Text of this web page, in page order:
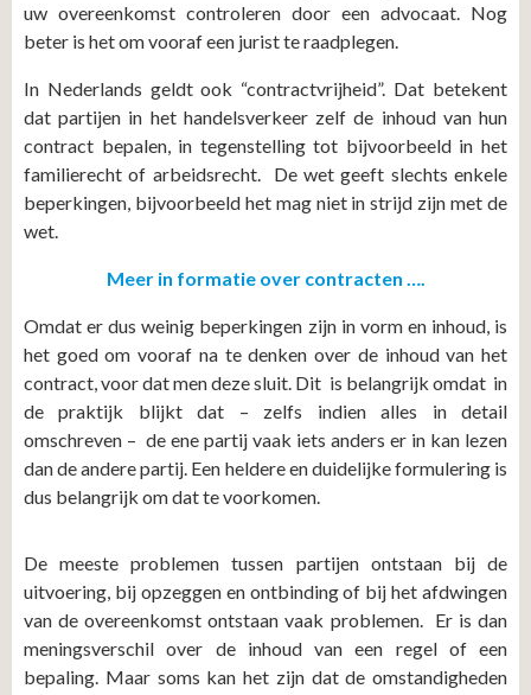
uw overeenkomst controleren door een advocaat. Nog
beter is het om vooraf een jurist te raadplegen.
In Nederlands geldt ook “contractvrijheid”. Dat betekent
dat partijen in het handelsverkeer zelf de inhoud van hun
contract bepalen, in tegenstelling tot bijvoorbeeld in het
familierecht of arbeidsrecht. De wet geeft slechts enkele
beperkingen, bijvoorbeeld het mag niet in strijd zijn met de
wet.
Meer in formatie over contracten ….
Omdat er dus weinig beperkingen zijn in vorm en inhoud, is
het goed om vooraf na te denken over de inhoud van het
contract, voor dat men deze sluit. Dit is belangrijk omdat in
de praktijk blijkt dat – zelfs indien alles in detail
omschreven – de ene partij vaak iets anders er in kan lezen
dan de andere partij. Een heldere en duidelijke formulering is
dus belangrijk om dat te voorkomen.
De meeste problemen tussen partijen ontstaan bij de
uitvoering, bij opzeggen en ontbinding of bij het afdwingen
van de overeenkomst ontstaan vaak problemen. Er is dan
meningsverschil over de inhoud van een regel of een
bepaling. Maar soms kan het zijn dat de omstandigheden